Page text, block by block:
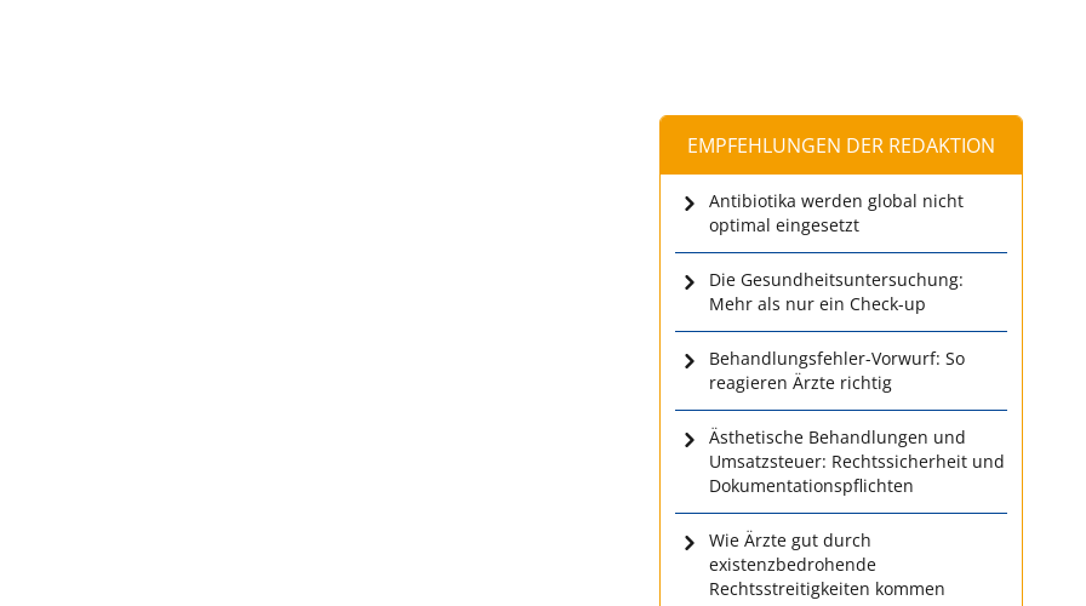
EMPFEHLUNGEN DER REDAKTION
Antibiotika werden global nicht
optimal eingesetzt
Die Gesundheitsuntersuchung:
Mehr als nur ein Check-up
Behandlungsfehler-Vorwurf: So
reagieren Ärzte richtig
Ästhetische Behandlungen und
Umsatzsteuer: Rechtssicherheit und
Dokumentationspflichten
Wie Ärzte gut durch
existenzbedrohende
Rechtsstreitigkeiten kommen